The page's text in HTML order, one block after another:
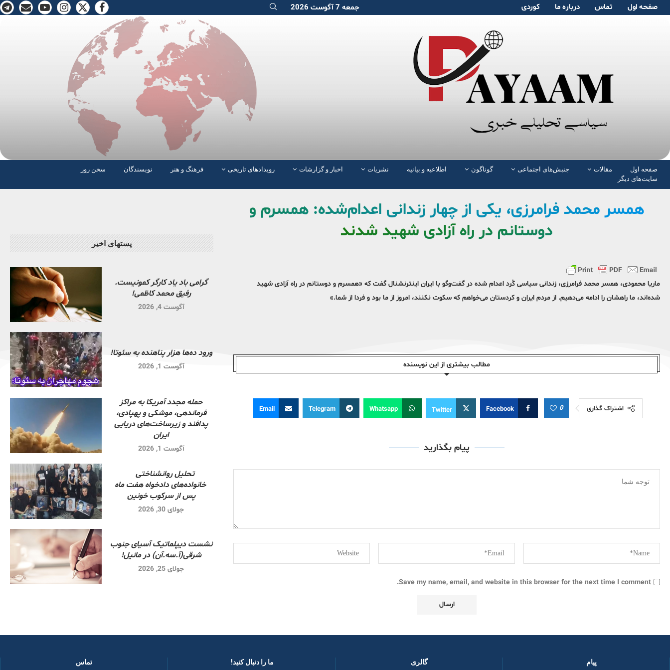
صفحە اول تماس دربارە ما کوردی جمعه 7 آگوست 2026
صفحە اول مقالات جنبش‌های اجتماعی گوناگون اطلاعیه و بیانیه نشریات اخبار و گزارشات رویدادهای تاریخی فرهنگ و هنر نویسندگان
سخن روز
سایت‌های دیگر
همسر محمد فرامرزی، یکی از چهار زندانی اعدام‌شده: همسرم و
دوستانم در راه آزادی شهید شدند
ماریا محمودی، همسر محمد فرامرزی، زندانی سیاسی کُرد اعدام شده در گفت‌وگو با ایران اینترنشنال گفت که «همسرم و دوستانم در راه آزادی شهید
شده‌اند، ما راهشان را ادامه می‌دهیم. از مردم ایران و کردستان می‌خواهم که سکوت نکنند، امروز از ما بود و فردا از شما.»
مطالب بیشتری از این نویسندە
اشتراک گذاری 0
Facebook
Twitter
Whatsapp
Telegram
Email
پیام بگذارید
Save my name, email, and website in this browser for the next time I comment.
پستهای اخیر
گرامی باد یاد کارگر کمونیست.
رفیق محمد کاظمی!
آگوست 4, 2026
ورود ده‌ها هزار پناهنده به سئوتا!
آگوست 1, 2026
حمله مجدد آمریکا به مراکز
فرماندهی، موشکی و پهپادی،
پدافند و زیرساخت‌های دریایی
ایران
آگوست 1, 2026
تحلیل روانشناختی
خانواده‌های دادخواه هفت ماه
پس از سرکوب خونین
جولای 30, 2026
نشست دیپلماتیک آسیای جنوب
شرقی‌(آ.سه.آن) در مانیل!
جولای 25, 2026
پیام گالری ما را دنبال کنید! ​ تماس